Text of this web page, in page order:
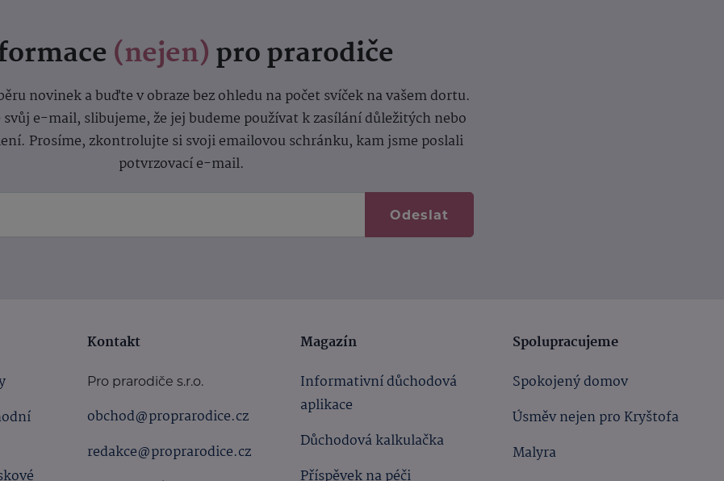
(nejen)pro prarodiče
novinek a buďte v obraze bez ohledu na počet svíček na vašem dortu.
e-mail, slibujeme, že jej budeme používat k zasílání důležitých nebo
Prosíme, zkontrolujte si svoji emailovou schránku, kam jsme poslali
potvrzovací e-mail.
Odeslat
Kontakt
Pro prarodiče s.r.o.
obchod@proprarodice.cz
redakce@proprarodice.cz
Magazín
Informativní důchodová
aplikace
Důchodová kalkulačka
Příspěvek na péči
Spolupracujeme
Spokojený domov
Úsměv nejen pro Kryštofa
Malyra